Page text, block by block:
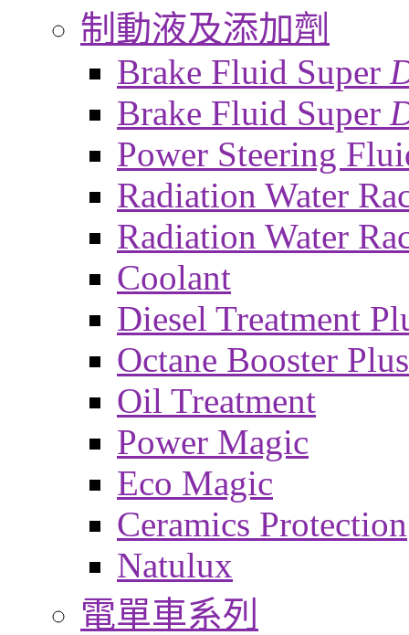
制動液及添加劑
Brake Fluid Super
Brake Fluid Super
Power Steering
Radiation Water
Radiation Water
Coolant
Diesel Treatment
Octane Booster Plus
Oil Treatment
Power Magic
Eco Magic
Ceramics Protection
Natulux
電單車系列